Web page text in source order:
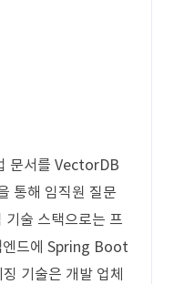
문서를 VectorDB
통해 임직원 질문
기술 스택으로는 프
엔드에 Spring Boot
기술은 개발 업체